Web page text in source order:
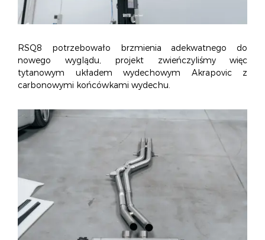
RSQ8 potrzebowało brzmienia adekwatnego do
nowego wyglądu, projekt zwieńczyliśmy więc
tytanowym układem wydechowym Akrapovic z
carbonowymi końcówkami wydechu.